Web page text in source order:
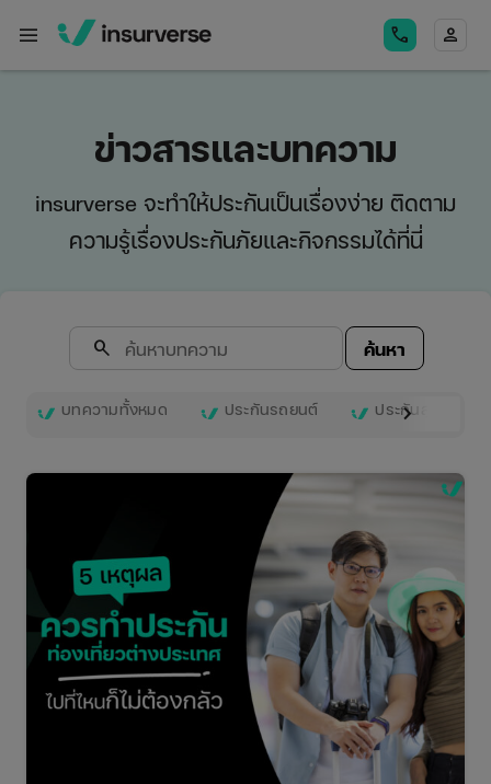
menu call person
ข่าวสารและบทความ
insurverse จะทำให้ประกันเป็นเรื่องง่าย ติดตาม
ความรู้เรื่องประกันภัยและกิจกรรมได้ที่นี่
search ค้นหา
บทความทั้งหมด ประกันรถยนต์ ประกันสุขภาพ
keyboard_arrow_right